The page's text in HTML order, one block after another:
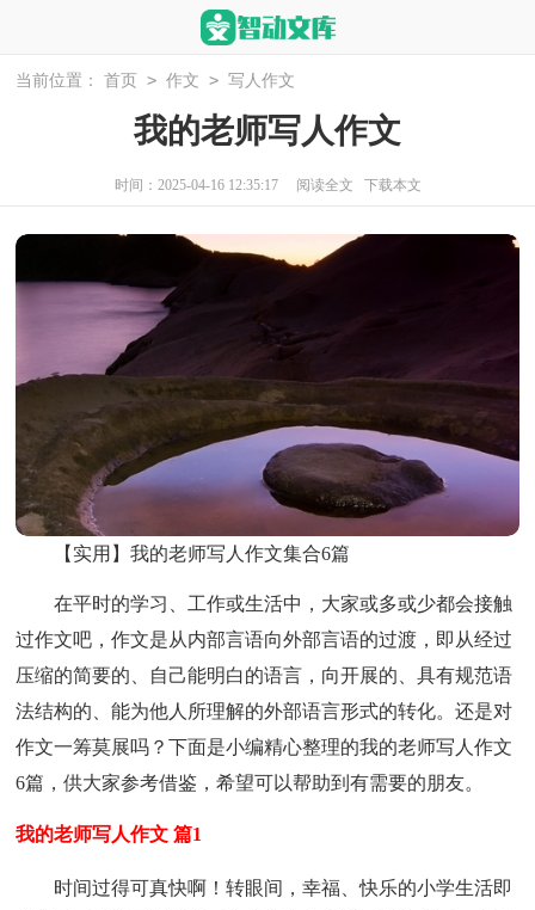
当前位置： 首页 > 作文 > 写人作文
我的老师写人作文
时间：2025-04-16 12:35:17 阅读全文 下载本文
【实用】我的老师写人作文集合6篇
在平时的学习、工作或生活中，大家或多或少都会接触
过作文吧，作文是从内部言语向外部言语的过渡，即从经过
压缩的简要的、自己能明白的语言，向开展的、具有规范语
法结构的、能为他人所理解的外部语言形式的转化。还是对
作文一筹莫展吗？下面是小编精心整理的我的老师写人作文
6篇，供大家参考借鉴，希望可以帮助到有需要的朋友。
我的老师写人作文 篇1
时间过得可真快啊！转眼间，幸福、快乐的小学生活即